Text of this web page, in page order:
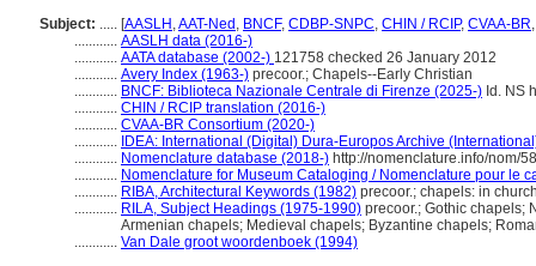
Subject: ..... [AASLH ,AAT-Ned , BNCF, CDBP-SNPC, CHIN / RCIP, CVAA-BR
............ AASLH data (2016-)
............ AATA database (2002-) 121758 checked 26 January 2012
............ Avery Index (1963-) precoor.; Chapels--Early Christian
............ BNCF: Biblioteca Nazionale Centrale di Firenze (2025-) Id. NS
............ CHIN / RCIP translation (2016-)
............ CVAA-BR Consortium (2020-)
............ IDEA: International (Digital) Dura-Europos Archive
............ Nomenclature database (2018-) http://nomenclature.info/nom/
............ Nomenclature for Museum Cataloging / Nomenclature pour le
............ RIBA, Architectural Keywords (1982) precoor.; chapels: in
............ RILA, Subject Headings (1975-1990) precoor.; Gothic chapels;
Armenian chapels; Medieval chapels; Byzantine chapels;
............ Van Dale groot woordenboek (1994)